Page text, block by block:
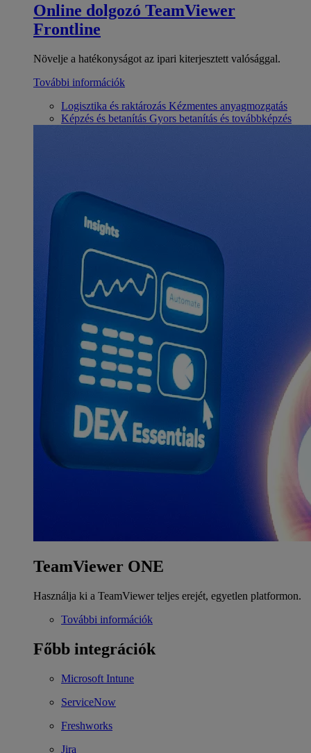
Online dolgozó TeamViewer
Frontline
Növelje a hatékonyságot az ipari kiterjesztett valósággal.
További információk
Logisztika és raktározás Kézmentes anyagmozgatás
Képzés és betanítás Gyors betanítás és továbbképzés
TeamViewer ONE
Használja ki a TeamViewer teljes erejét, egyetlen platformon.
További információk
Főbb integrációk
Microsoft Intune
ServiceNow
Freshworks
Jira